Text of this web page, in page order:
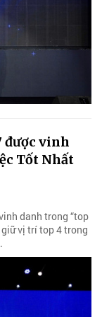
được vinh
Tốt Nhất
danh trong “top
vị trí top 4 trong